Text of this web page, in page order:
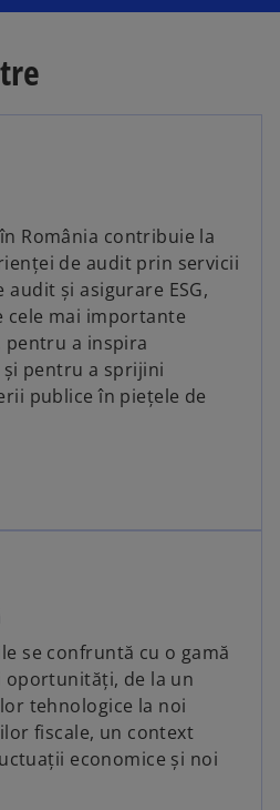
România contribuie la
de audit prin servicii
și asigurare ESG,
mai importante
a inspira
pentru a sprijini
publice în piețele de
se confruntă cu o gamă
oportunități, de la un
tehnologice la noi
fiscale, un context
economice și noi